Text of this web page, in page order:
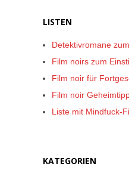
LISTEN
Detektivromane
Film noirs zum
Film noir für
Film noir
Liste mit Mindfuck-
KATEGORIEN